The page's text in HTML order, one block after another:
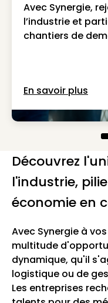
Avec Synergie,
l’industrie et
chantiers de
En savoir plus
Découvrez
l'industrie,
économie en
Avec Synergie à
multitude
dynamique, qu'il
logistique ou de
Les entreprises